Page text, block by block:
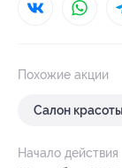
Похожие акции
Салон красоты
Начало действия